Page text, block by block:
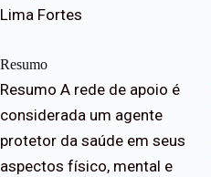
Lima Fortes
Resumo
Resumo A rede de apoio é
considerada um agente
protetor da saúde em seus
aspectos físico, mental e